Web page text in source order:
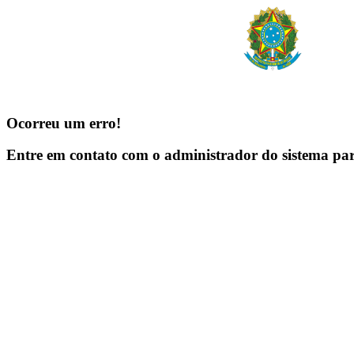
Ocorreu um erro!
Entre em contato com o administrador do sistema